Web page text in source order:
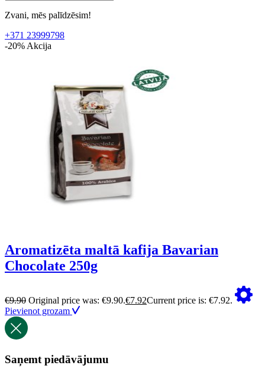
Zvani, mēs palīdzēsim!
+371 23999798
-20% Akcija
Aromatizēta maltā kafija Bavarian
Chocolate 250g
€9.90 Original price was: €9.90.€7.92Current price is: €7.92.
Pievienot grozam
Saņemt piedāvājumu